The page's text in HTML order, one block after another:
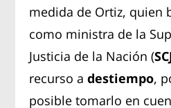
medida de Ortiz, quien
como ministra de la
Justicia de la Nación (
recurso adestiempo,
posible tomarlo en